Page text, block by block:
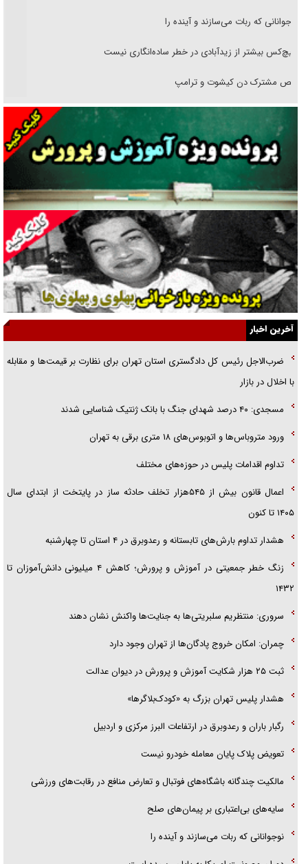
نوجوانانی که ربات می‌سازند و آینده را
هیچ‌کس بیشتر از زیدآبادی در خطر ساده‌انگاری نیست
رقص مشترک دن کیشوت و ترامپ
دنده دولت به واگذاری مسئله‌دار ایران‌خودرو/ خصوصی‌سازی یا انحصار؟
غریزه‌ی بقا و آقای باقی و رفقا
جراحی‌های زیبایی با مدرک فوق‌دیپلم! + گفت‌وگو با متهم
گفت‌وگو با همسر یکی از شهدای جنگ رمضان/ پیکر بی‌سر شهید را از
انگشت‌های پا شناسایی کردیم
نسلی که آنلاین الگو می‌گیرد
گفت‌وگو با آیت‌الله جاودان/ جفای مخالفان مکانت معنوی رهبر شهید را
ارتقا می‌داد
راننده مست به قانون می‌خندد
همه آقای دوربینی شده‌ایم!
آخرین اخبار
ضرب‌الاجل رئیس کل دادگستری استان تهران برای نظارت بر قیمت‌ها و مقابله
با اخلال در بازار
مسجدی: ۴۰ درصد شهدای جنگ با بانک ژنتیک شناسایی شدند
ورود متروباس‌ها و اتوبوس‌های ۱۸ متری برقی به تهران
تداوم اقدامات پلیس در حوزه‌های مختلف
اعمال قانون بیش از ۵۴۵هزار تخلف حادثه ساز در پایتخت از ابتدای سال
۱۴۰۵ تا کنون
هشدار تداوم بارش‌های تابستانه و رعدوبرق در ۴ استان تا چهارشنبه
زنگ خطر جمعیتی در آموزش و پرورش؛ کاهش ۴ میلیونی دانش‌آموزان تا
۱۴۳۲
سروری: منتظریم سلبریتی‌ها به جنایت‌ها واکنش نشان دهند
چمران: امکان خروج پادگان‌ها از تهران وجود دارد
ثبت ۲۵ هزار شکایت آموزش و پرورش در دیوان عدالت
هشدار پلیس تهران بزرگ به «کودک‌بلاگرها»
رگبار باران و رعدوبرق در ارتفاعات البرز مرکزی و اردبیل
تعویض پلاک پایان معامله خودرو نیست
مالکیت چندگانه باشگاه‌های فوتبال و تعارض منافع در رقابت‌های ورزشی
سایه‌های بی‌اعتباری بر پیمان‌های صلح
نوجوانانی که ربات می‌سازند و آینده را